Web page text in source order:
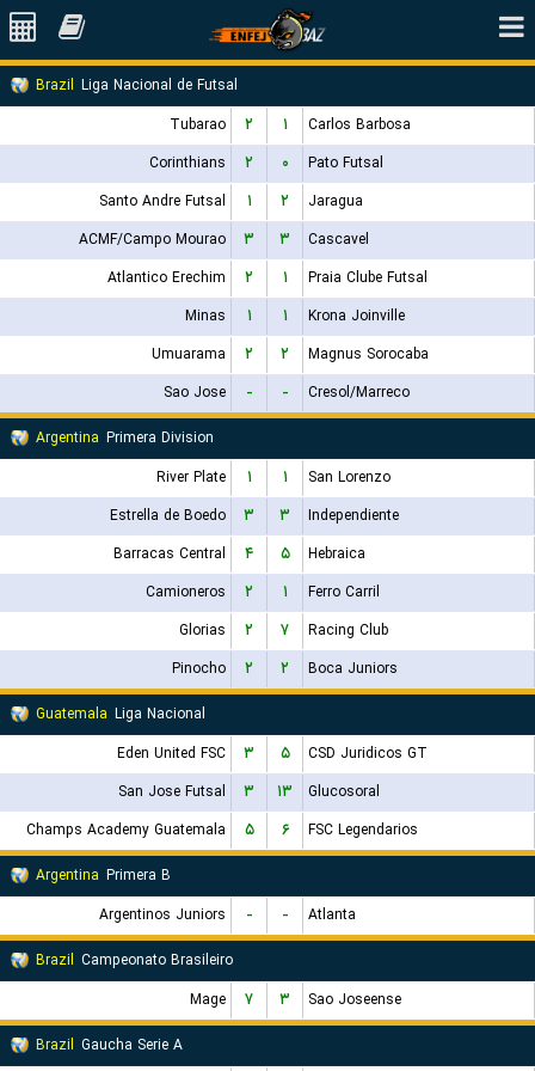
Brazil Liga Nacional de Futsal
Tubarao
۲ ۱
Carlos Barbosa
Corinthians
۲ ۰
Pato Futsal
Santo Andre Futsal
۱ ۲
Jaragua
ACMF/Campo Mourao
۳ ۳
Cascavel
Atlantico Erechim
۲ ۱
Praia Clube Futsal
Minas
۱ ۱
Krona Joinville
Umuarama
۲ ۲
Magnus Sorocaba
Sao Jose
- -
Cresol/Marreco
Argentina Primera Division
River Plate
۱ ۱
San Lorenzo
Estrella de Boedo
۳ ۳
Independiente
Barracas Central
۴ ۵
Hebraica
Camioneros
۲ ۱
Ferro Carril
Glorias
۲ ۷
Racing Club
Pinocho
۲ ۲
Boca Juniors
Guatemala Liga Nacional
Eden United FSC
۳ ۵
CSD Juridicos GT
San Jose Futsal
۳ ۱۳
Glucosoral
Champs Academy Guatemala
۵ ۶
FSC Legendarios
Argentina Primera B
Argentinos Juniors
- -
Atlanta
Brazil Campeonato Brasileiro
Mage
۷ ۳
Sao Joseense
Brazil Gaucha Serie A